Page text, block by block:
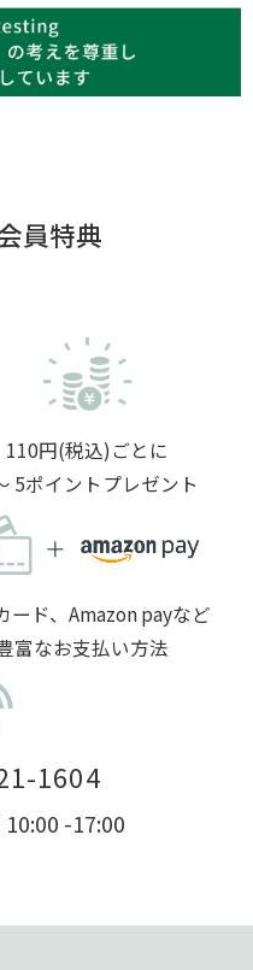
員特典
110円(税込)ごとに
5ポイントプレゼント
ード、Amazon payなど
富なお支払い方法
1604
-17:00